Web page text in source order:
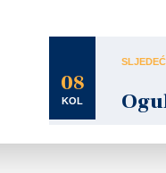
08
KOL